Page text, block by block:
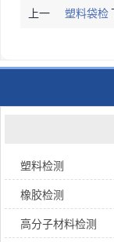
上一 塑料袋检
塑料检测
橡胶检测
高分子材料检测